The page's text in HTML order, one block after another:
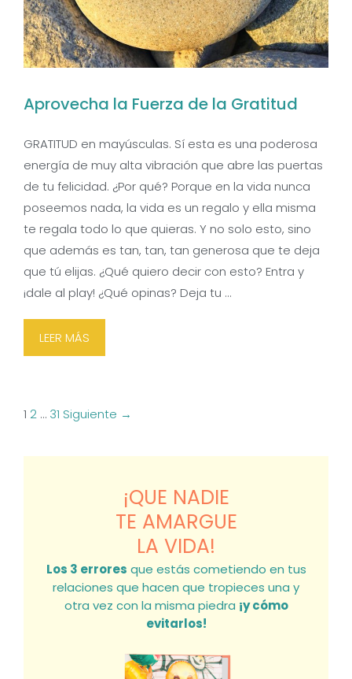
Aprovecha la Fuerza de la Gratitud
GRATITUD en mayúsculas. Sí esta es una poderosa
energía de muy alta vibración que abre las puertas
de tu felicidad. ¿Por qué? Porque en la vida nunca
poseemos nada, la vida es un regalo y ella misma
te regala todo lo que quieras. Y no solo esto, sino
que además es tan, tan, tan generosa que te deja
que tú elijas. ¿Qué quiero decir con esto? Entra y
¡dale al play! ¿Qué opinas? Deja tu …
LEER MÁS
N
v
1 2 … 31 Siguiente →
¡QUE NADIE
TE AMARGUE
LA VIDA!
Los 3 errores que estás cometiendo en tus
relaciones que hacen que tropieces una y
otra vez con la misma piedra ¡y cómo
evitarlos!